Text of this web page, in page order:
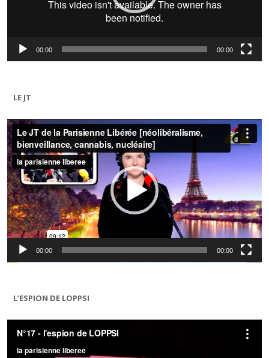
00:00 00:00
LE JT
Lecteur
vidéo
00:00 00:00
L’ESPION DE LOPPSI
Lecteur
vidéo